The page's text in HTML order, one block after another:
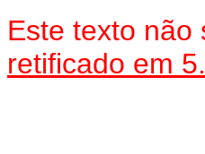
Este texto não
retificado em